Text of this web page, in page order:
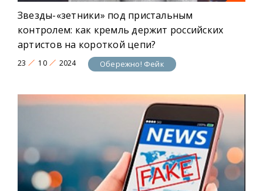
Звезды-«зетники» под пристальным
контролем: как кремль держит российских
артистов на короткой цепи?
23 10 2024 Обережно! Фейк